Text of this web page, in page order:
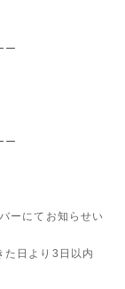
ー
ー
ーにてお知らせい
た日より3日以内